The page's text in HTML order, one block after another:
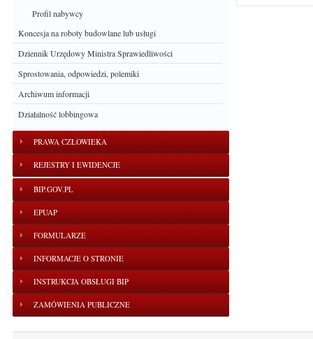
Profil nabywcy
Koncesja na roboty budowlane lub usługi
Dziennik Urzędowy Ministra Sprawiedliwości
Sprostowania, odpowiedzi, polemiki
Archiwum informacji
Działalność lobbingowa
PRAWA CZŁOWIEKA
REJESTRY I EWIDENCJE
BIP.GOV.PL
EPUAP
FORMULARZE
INFORMACJE O STRONIE
INSTRUKCJA OBSŁUGI BIP
ZAMÓWIENIA PUBLICZNE